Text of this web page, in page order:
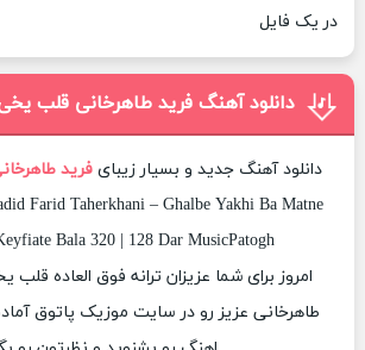
در یک فایل
دانلود آهنگ فرید طاهرخانی قلب
دانلود آهنگ جدید و بسیار زیبایفرید
Farid Taherkhani – Ghalbe Yakhi Ba Matne
Bala 320 | 128 Dar MusicPatogh
امروز برای شما عزیزان ترانه فوق العاده
طاهرخانی عزیز رو در سایت موزیک پاتوق